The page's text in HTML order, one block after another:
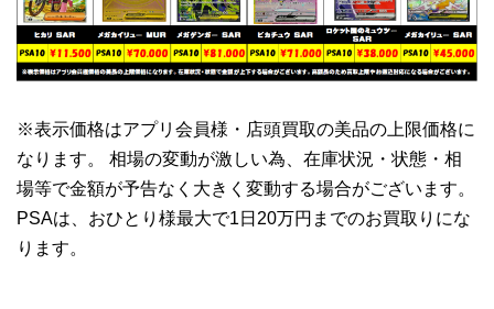
※表示価格はアプリ会員様・店頭買取の美品の上限価格に
なります。 相場の変動が激しい為、在庫状況・状態・相
場等で金額が予告なく大きく変動する場合がございます。
PSAは、おひとり様最大で1日20万円までのお買取りにな
ります。